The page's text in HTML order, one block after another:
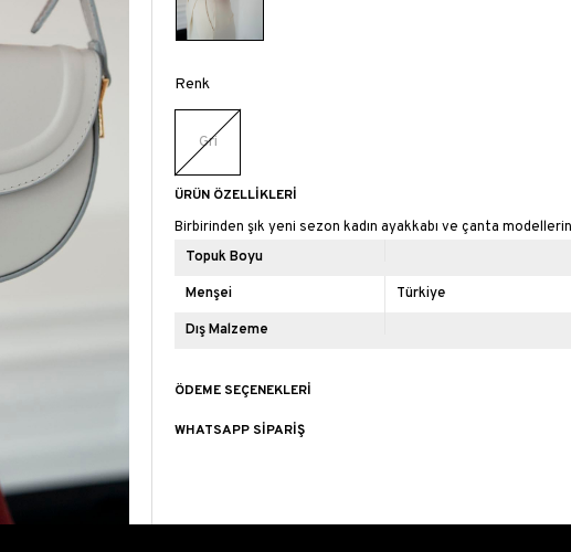
Renk
Gri
ÜRÜN ÖZELLIKLERI
Birbirinden şık yeni sezon kadın ayakkabı ve çanta
Topuk Boyu
Menşei Türkiye
Dış Malzeme
ÖDEME SEÇENEKLERI
WHATSAPP SIPARIŞ